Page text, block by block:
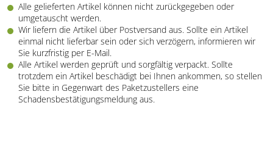
Alle gelieferten Artikel können nicht zurückgegeben oder
umgetauscht werden.
Wir liefern die Artikel über Postversand aus. Sollte ein Artikel
einmal nicht lieferbar sein oder sich verzögern, informieren wir
Sie kurzfristig per E-Mail.
Alle Artikel werden geprüft und sorgfältig verpackt. Sollte
trotzdem ein Artikel beschädigt bei Ihnen ankommen, so stellen
Sie bitte in Gegenwart des Paketzustellers eine
Schadensbestätigungsmeldung aus.